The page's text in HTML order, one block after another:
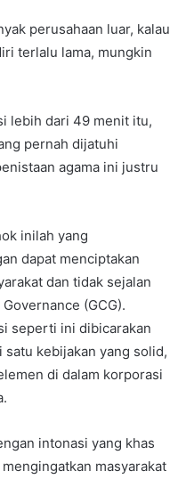
perusahaan luar, kalau
terlalu lama, mungkin
lebih dari 49 menit itu,
pernah dijatuhi
agama ini justru
inilah yang
dapat menciptakan
dan tidak sejalan
(GCG).
seperti ini dibicarakan
kebijakan yang solid,
di dalam korporasi
intonasi yang khas
masyarakat